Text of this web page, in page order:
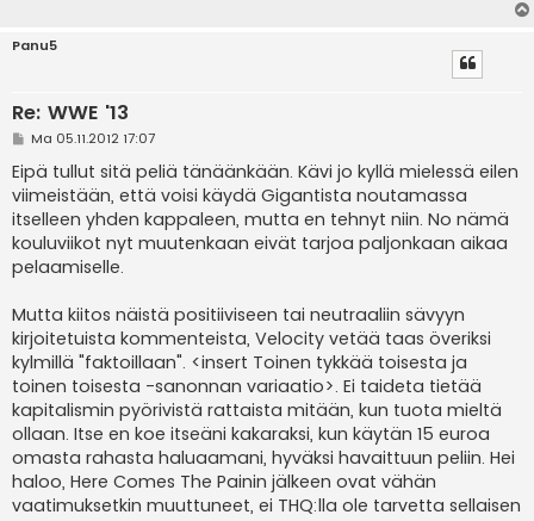
Panu5
Re: WWE '13
V
e
s
t
i
Ma 05.11.2012 17:07
Eipä tullut sitä peliä tänäänkään. Kävi jo kyllä mielessä eilen
viimeistään, että voisi käydä Gigantista noutamassa
itselleen yhden kappaleen, mutta en tehnyt niin. No nämä
kouluviikot nyt muutenkaan eivät tarjoa paljonkaan aikaa
pelaamiselle.
Mutta kiitos näistä positiiviseen tai neutraaliin sävyyn
kirjoitetuista kommenteista, Velocity vetää taas överiksi
kylmillä "faktoillaan". <insert Toinen tykkää toisesta ja
toinen toisesta -sanonnan variaatio>. Ei taideta tietää
kapitalismin pyörivistä rattaista mitään, kun tuota mieltä
ollaan. Itse en koe itseäni kakaraksi, kun käytän 15 euroa
omasta rahasta haluaamani, hyväksi havaittuun peliin. Hei
haloo, Here Comes The Painin jälkeen ovat vähän
vaatimuksetkin muuttuneet, ei THQ:lla ole tarvetta sellaisen